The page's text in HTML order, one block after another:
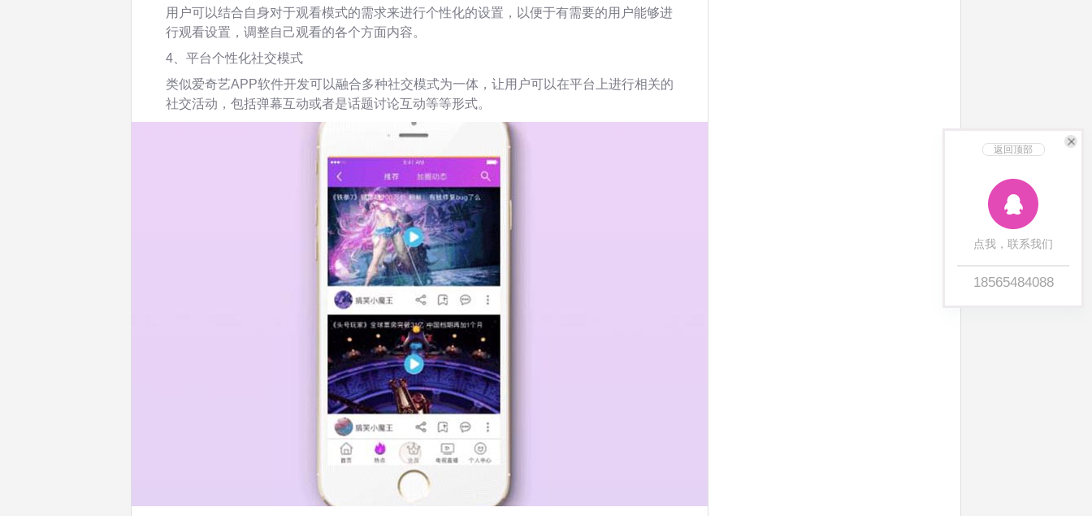
返回顶部
点我，联系我们
18565484088
用户可以结合自身对于观看模式的需求来进行个性化的设置，以便于有需要的用户能够进
行观看设置，调整自己观看的各个方面内容。
4、平台个性化社交模式
类似爱奇艺APP软件开发可以融合多种社交模式为一体，让用户可以在平台上进行相关的
社交活动，包括弹幕互动或者是话题讨论互动等等形式。